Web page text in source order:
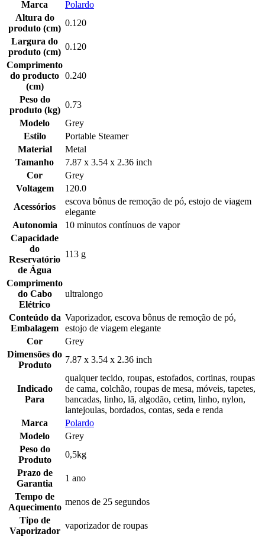
Marca
Polardo
Altura do
produto (cm)
0.120
Largura do
produto (cm)
0.120
Comprimento
do producto
(cm)
0.240
Peso do
produto (kg)
0.73
Modelo
Grey
Estilo
Portable Steamer
Material
Metal
Tamanho
7.87 x 3.54 x 2.36 inch
Cor
Grey
Voltagem
120.0
Acessórios
escova bônus de remoção de pó, estojo de viagem
elegante
Autonomia
10 minutos contínuos de vapor
Capacidade
do
Reservatório
de Água
113 g
Comprimento
do Cabo
Elétrico
ultralongo
Conteúdo da
Embalagem
Vaporizador, escova bônus de remoção de pó,
estojo de viagem elegante
Cor
Grey
Dimensões do
Produto
7.87 x 3.54 x 2.36 inch
Indicado
Para
qualquer tecido, roupas, estofados, cortinas, roupas
de cama, colchão, roupas de mesa, móveis, tapetes,
bancadas, linho, lã, algodão, cetim, linho, nylon,
lantejoulas, bordados, contas, seda e renda
Marca
Polardo
Modelo
Grey
Peso do
Produto
0,5kg
Prazo de
Garantia
1 ano
Tempo de
Aquecimento
menos de 25 segundos
Tipo de
Vaporizador
vaporizador de roupas